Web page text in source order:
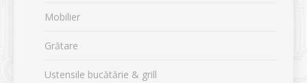
Mobilier
Grătare
Ustensile bucătărie & grill